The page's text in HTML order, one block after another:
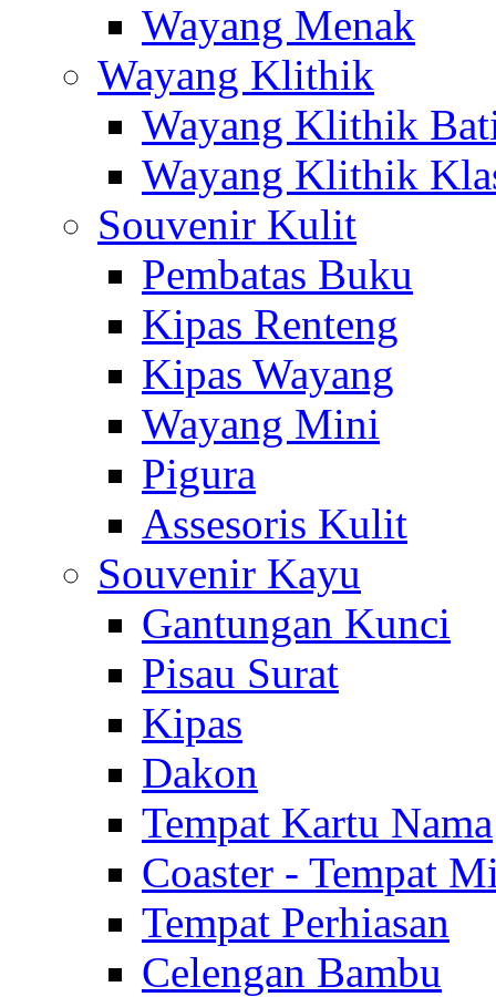
Wayang Menak
Wayang Klithik
Wayang Klithik
Wayang Klithik
Souvenir Kulit
Pembatas Buku
Kipas Renteng
Kipas Wayang
Wayang Mini
Pigura
Assesoris Kulit
Souvenir Kayu
Gantungan Kunci
Pisau Surat
Kipas
Dakon
Tempat Kartu Nama
Coaster - Tempat
Tempat Perhiasan
Celengan Bambu